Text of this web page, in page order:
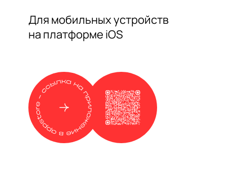
Для мобильных устройств
на платформе iOS